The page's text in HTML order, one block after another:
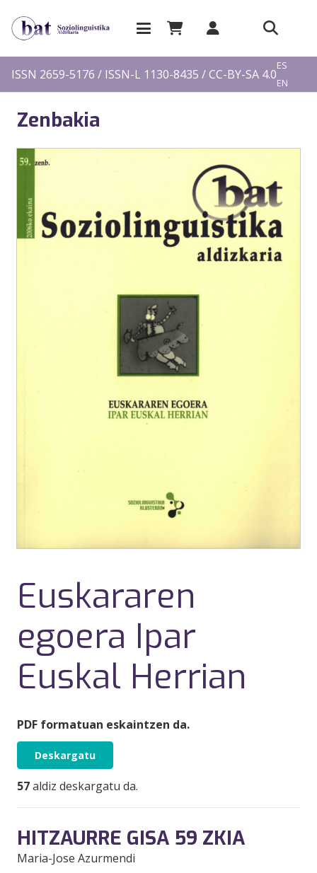
ISSN 2659-5176 / ISSN-L 1130-8435 / CC-BY-SA 4.0
ES
EN
Zenbakia
Euskararen
egoera Ipar
Euskal Herrian
PDF formatuan eskaintzen da.
Deskargatu
57aldiz deskargatu da.
HITZAURRE GISA 59 ZKIA
Maria-Jose Azurmendi